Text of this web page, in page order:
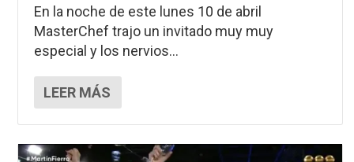
En la noche de este lunes 10 de abril
MasterChef trajo un invitado muy muy
especial y los nervios...
LEER MÁS